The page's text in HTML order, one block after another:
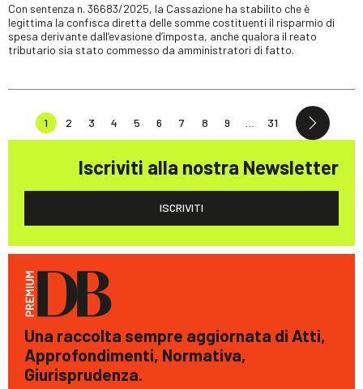
Con sentenza n. 36683/2025, la Cassazione ha stabilito che è
legittima la confisca diretta delle somme costituenti il risparmio di
spesa derivante dall’evasione d’imposta, anche qualora il reato
tributario sia stato commesso da amministratori di fatto.
1 2 3 4 5 6 7 8 9 31
Iscriviti alla nostra Newsletter
ISCRIVITI
Una raccolta sempre aggiornata di Atti,
Approfondimenti, Normativa,
Giurisprudenza.